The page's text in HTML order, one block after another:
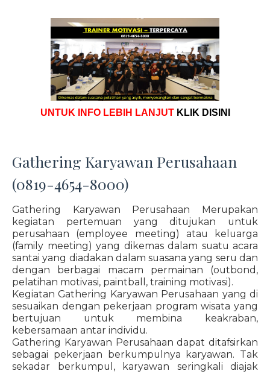
UNTUK INFO LEBIH LANJUT KLIK DISINI
Gathering Karyawan Perusahaan
(0819-4654-8000)
Gathering Karyawan Perusahaan Merupakan
kegiatan pertemuan yang ditujukan untuk
perusahaan (employee meeting) atau keluarga
(family meeting) yang dikemas dalam suatu acara
santai yang diadakan dalam suasana yang seru dan
dengan berbagai macam permainan (outbond,
pelatihan motivasi, paintball, training motivasi).
Kegiatan Gathering Karyawan Perusahaan yang di
sesuaikan dengan pekerjaan program wisata yang
bertujuan untuk membina keakraban,
kebersamaan antar individu.
Gathering Karyawan Perusahaan dapat ditafsirkan
sebagai pekerjaan berkumpulnya karyawan. Tak
sekadar berkumpul, karyawan seringkali diajak